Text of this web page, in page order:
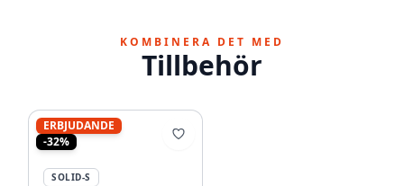
KOMBINERA DET MED
Tillbehör
ERBJUDANDE
-32%
SOLID-S